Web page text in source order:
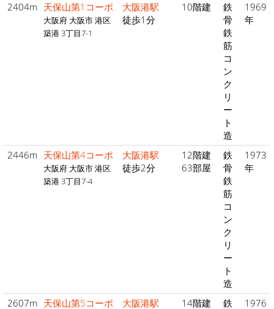
2404m 天保山第1コーポ
大阪府 大阪市 港区
築港 3丁目7-1
大阪港駅
徒歩1分
10階建
鉄
骨
鉄
筋
コ
ン
ク
リ
ー
ト
造
1969
年
2446m 天保山第4コーポ
大阪府 大阪市 港区
築港 3丁目7-4
大阪港駅
徒歩2分
12階建
63部屋
鉄
骨
鉄
筋
コ
ン
ク
リ
ー
ト
造
1973
年
2607m 天保山第5コーポ
大阪港駅
14階建
鉄
1976